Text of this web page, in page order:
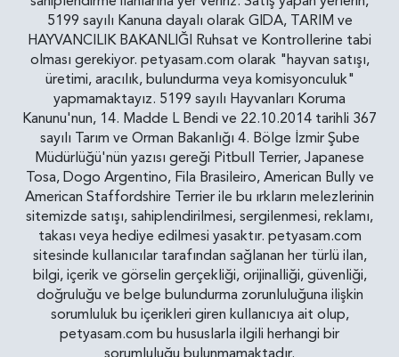
5199 sayılı Kanuna dayalı olarak GIDA, TARIM ve
HAYVANCILIK BAKANLIĞI Ruhsat ve Kontrollerine tabi
olması gerekiyor. petyasam.com olarak "hayvan satışı,
üretimi, aracılık, bulundurma veya komisyonculuk"
yapmamaktayız. 5199 sayılı Hayvanları Koruma
Kanunu'nun, 14. Madde L Bendi ve 22.10.2014 tarihli 367
sayılı Tarım ve Orman Bakanlığı 4. Bölge İzmir Şube
Müdürlüğü'nün yazısı gereği Pitbull Terrier, Japanese
Tosa, Dogo Argentino, Fila Brasileiro, American Bully ve
American Staffordshire Terrier ile bu ırkların melezlerinin
sitemizde satışı, sahiplendirilmesi, sergilenmesi, reklamı,
takası veya hediye edilmesi yasaktır. petyasam.com
sitesinde kullanıcılar tarafından sağlanan her türlü ilan,
bilgi, içerik ve görselin gerçekliği, orijinalliği, güvenliği,
doğruluğu ve belge bulundurma zorunluluğuna ilişkin
sorumluluk bu içerikleri giren kullanıcıya ait olup,
petyasam.com bu hususlarla ilgili herhangi bir